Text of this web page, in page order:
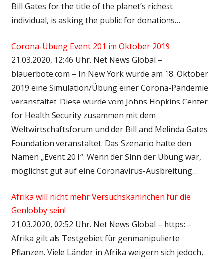
Bill Gates for the title of the planet’s richest
individual, is asking the public for donations…
Corona-Übung Event 201 im Oktober 2019
21.03.2020, 12:46 Uhr. Net News Global –
blauerbote.com – In New York wurde am 18. Oktober
2019 eine Simulation/Übung einer Corona-Pandemie
veranstaltet. Diese wurde vom Johns Hopkins Center
for Health Security zusammen mit dem
Weltwirtschaftsforum und der Bill and Melinda Gates
Foundation veranstaltet. Das Szenario hatte den
Namen „Event 201“. Wenn der Sinn der Übung war,
möglichst gut auf eine Coronavirus-Ausbreitung…
Afrika will nicht mehr Versuchskaninchen für die
Genlobby sein!
21.03.2020, 02:52 Uhr. Net News Global – https: –
Afrika gilt als Testgebiet für genmanipulierte
Pflanzen. Viele Länder in Afrika weigern sich jedoch,